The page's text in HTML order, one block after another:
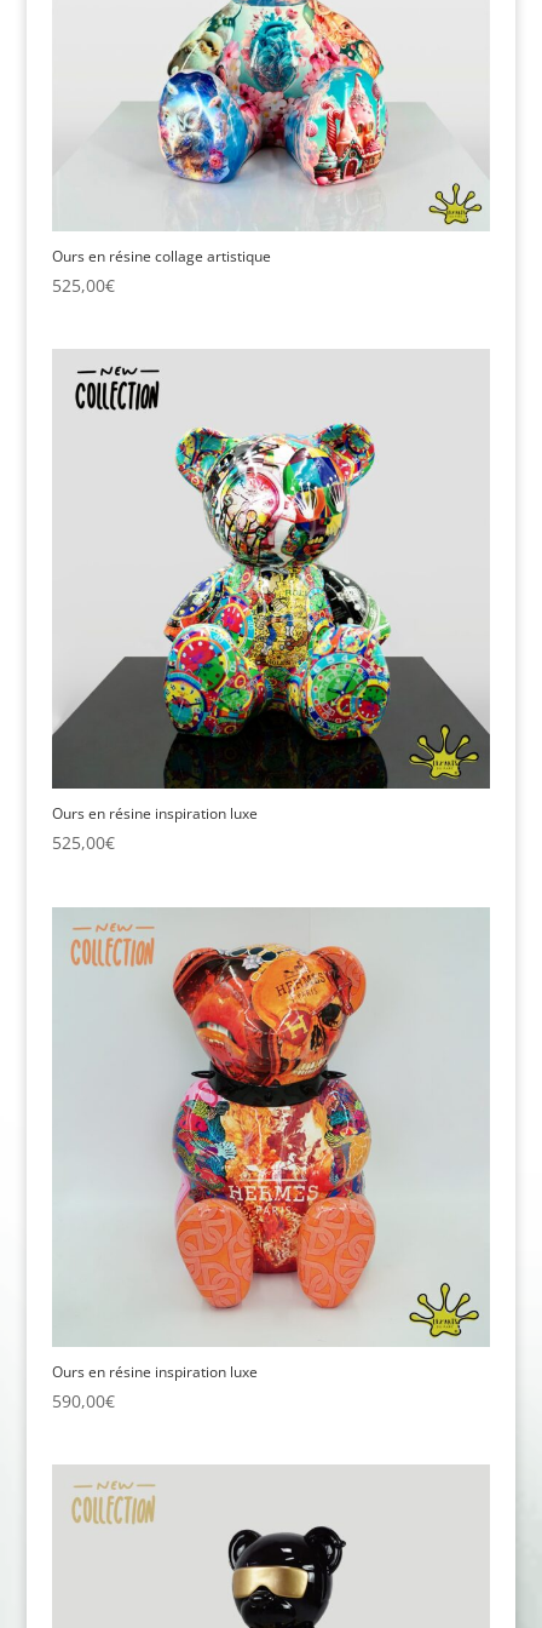
Ours en résine collage artistique
525,00€
Ours en résine inspiration luxe
525,00€
Ours en résine inspiration luxe
590,00€